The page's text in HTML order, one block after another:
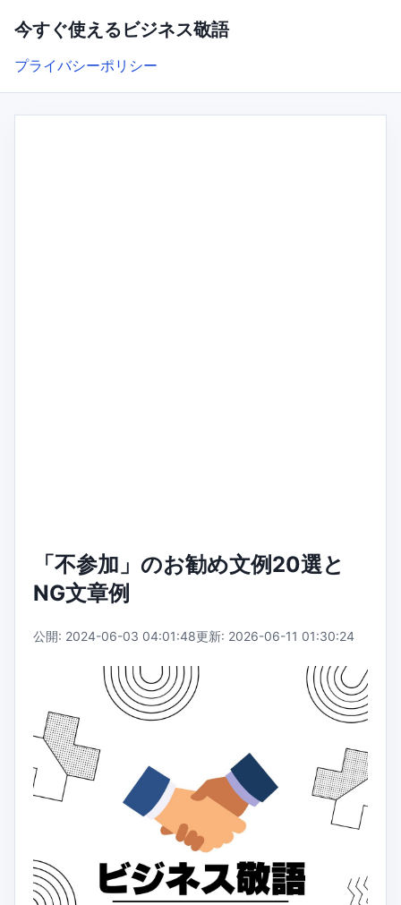
今すぐ使えるビジネス敬語
プライバシーポリシー
「不参加」のお勧め文例20選と
NG文章例
公開: 2024-06-03 04:01:48更新: 2026-06-11 01:30:24